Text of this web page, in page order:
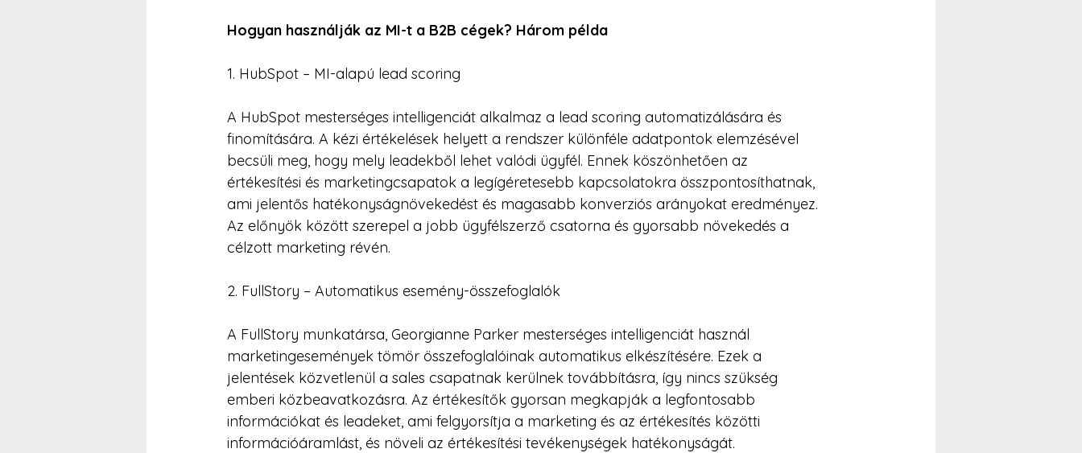
Hogyan használják az MI-t a B2B cégek? Három példa
1. HubSpot – MI-alapú lead scoring
A HubSpot mesterséges intelligenciát alkalmaz a lead scoring automatizálására és
finomítására. A kézi értékelések helyett a rendszer különféle adatpontok elemzésével
becsüli meg, hogy mely leadekből lehet valódi ügyfél. Ennek köszönhetően az
értékesítési és marketingcsapatok a legígéretesebb kapcsolatokra összpontosíthatnak,
ami jelentős hatékonyságnövekedést és magasabb konverziós arányokat eredményez.
Az előnyök között szerepel a jobb ügyfélszerző csatorna és gyorsabb növekedés a
célzott marketing révén.
2. FullStory – Automatikus esemény-összefoglalók
A FullStory munkatársa, Georgianne Parker mesterséges intelligenciát használ
marketingesemények tömör összefoglalóinak automatikus elkészítésére. Ezek a
jelentések közvetlenül a sales csapatnak kerülnek továbbításra, így nincs szükség
emberi közbeavatkozásra. Az értékesítők gyorsan megkapják a legfontosabb
információkat és leadeket, ami felgyorsítja a marketing és az értékesítés közötti
információáramlást, és növeli az értékesítési tevékenységek hatékonyságát.